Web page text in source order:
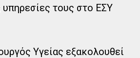
τους στο ΕΣΥ
Υγείας εξακολουθεί